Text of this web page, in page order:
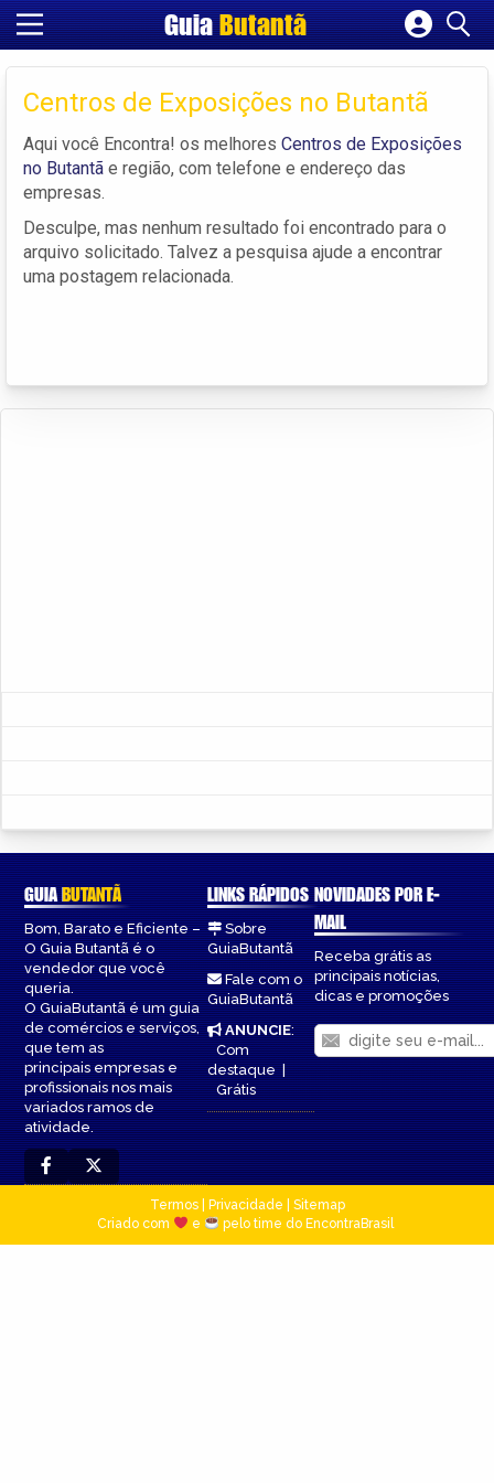
GuiaButantã
Cadastrar empresa
Fazer login
Criar conta
Centros de Exposições no Butantã
Aqui você Encontra! os melhores Centros de Exposições
no Butantã e região, com telefone e endereço das
empresas.
Desculpe, mas nenhum resultado foi encontrado para o
arquivo solicitado. Talvez a pesquisa ajude a encontrar
uma postagem relacionada.
GUIABUTANTÃ
Bom, Barato e Eficiente –
O Guia Butantã é o
vendedor que você
queria.
O GuiaButantã é um guia
de comércios e serviços,
que tem as
principais empresas e
profissionais nos mais
variados ramos de
atividade.
LINKS RÁPIDOS
Sobre
GuiaButantã
Fale com o
GuiaButantã
ANUNCIE:
Com
destaque|
Grátis
NOVIDADES POR E-
MAIL
Receba grátis as
principais notícias,
dicas e promoções
Termos| Privacidade
Sitemap
Criado com
e pelo time do EncontraBrasil